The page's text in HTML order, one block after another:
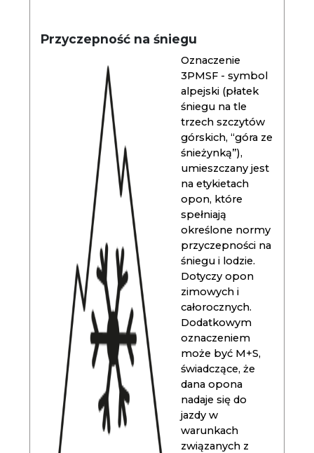
Przyczepność na śniegu
Oznaczenie
3PMSF - symbol
alpejski (płatek
śniegu na tle
trzech szczytów
górskich, “góra ze
śnieżynką”),
umieszczany jest
na etykietach
opon, które
spełniają
określone normy
przyczepności na
śniegu i lodzie.
Dotyczy opon
zimowych i
całorocznych.
Dodatkowym
oznaczeniem
może być M+S,
świadczące, że
dana opona
nadaje się do
jazdy w
warunkach
związanych z